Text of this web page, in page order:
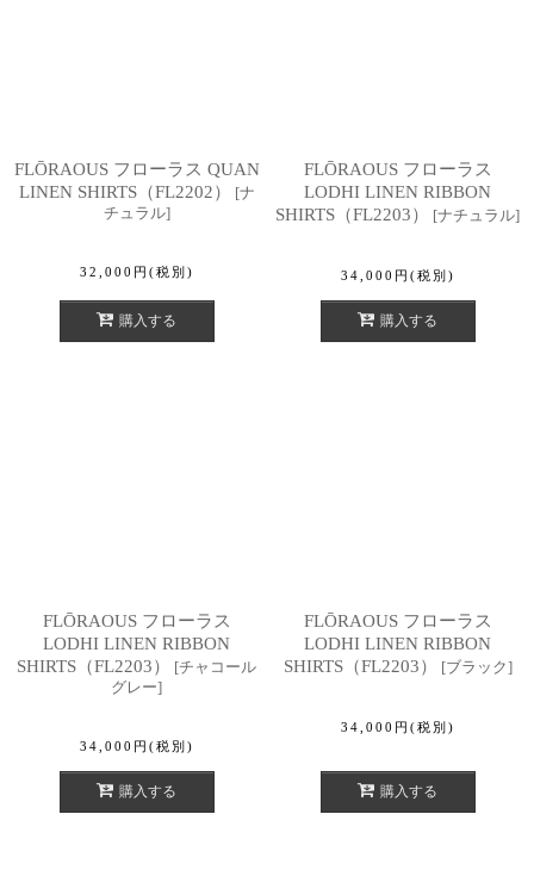
FLŌRAOUS フローラス QUAN
LINEN SHIRTS（FL2202）
[ナ
チュラル]
32,000 円 (税別)
購入する
FLŌRAOUS フローラス
LODHI LINEN RIBBON
SHIRTS（FL2203）
[ナチュラル]
34,000 円 (税別)
購入する
FLŌRAOUS フローラス
LODHI LINEN RIBBON
SHIRTS（FL2203）
[チャコール
グレー]
34,000 円 (税別)
購入する
FLŌRAOUS フローラス
LODHI LINEN RIBBON
SHIRTS（FL2203）
[ブラック]
34,000 円 (税別)
購入する